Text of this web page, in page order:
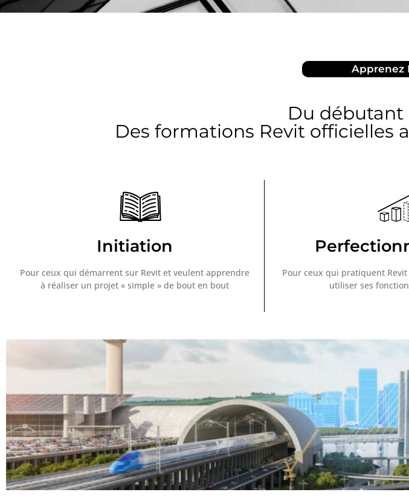
Apprenez
Du débutant
Des formations Revit officielles
Initiation
Pour ceux qui démarrent sur Revit et veulent apprendre
à réaliser un projet « simple » de bout en bout
Pour ceux qui pratiquent
utiliser ses